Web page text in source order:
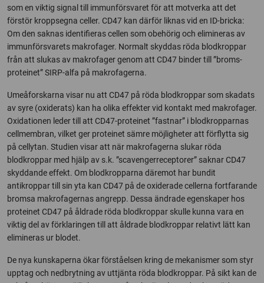
som en viktig signal till immunförsvaret för att motverka att det
förstör kroppsegna celler. CD47 kan därför liknas vid en ID-bricka:
Om den saknas identifieras cellen som obehörig och elimineras av
immunförsvarets makrofager. Normalt skyddas röda blodkroppar
från att slukas av makrofager genom att CD47 binder till ”broms-
proteinet” SIRP-alfa på makrofagerna.
Umeåforskarna visar nu att CD47 på röda blodkroppar som skadats
av syre (oxiderats) kan ha olika effekter vid kontakt med makrofager.
Oxidationen leder till att CD47-proteinet ”fastnar” i blodkropparnas
cellmembran, vilket ger proteinet sämre möjligheter att förflytta sig
på cellytan. Studien visar att när makrofagerna slukar röda
blodkroppar med hjälp av s.k. ”scavengerreceptorer” saknar CD47
skyddande effekt. Om blodkropparna däremot har bundit
antikroppar till sin yta kan CD47 på de oxiderade cellerna fortfarande
bromsa makrofagernas angrepp. Dessa ändrade egenskaper hos
proteinet CD47 på åldrade röda blodkroppar skulle kunna vara en
viktig del av förklaringen till att åldrade blodkroppar relativt lätt kan
elimineras ur blodet.
De nya kunskaperna ökar förståelsen kring de mekanismer som styr
upptag och nedbrytning av uttjänta röda blodkroppar. På sikt kan de